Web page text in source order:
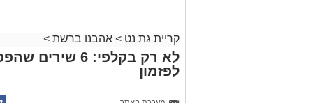
ישראל – והשיר החדש מסעיר
הזמר הבריטי בוי ג'ורג',
בעקבות שיר חדש שבו הוא מביע
קריית גת נט > אהבנו ברשת >
לא רק בקלפי: 6
לפזמון